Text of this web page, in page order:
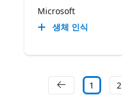
Microsoft
생체 인식
1 2